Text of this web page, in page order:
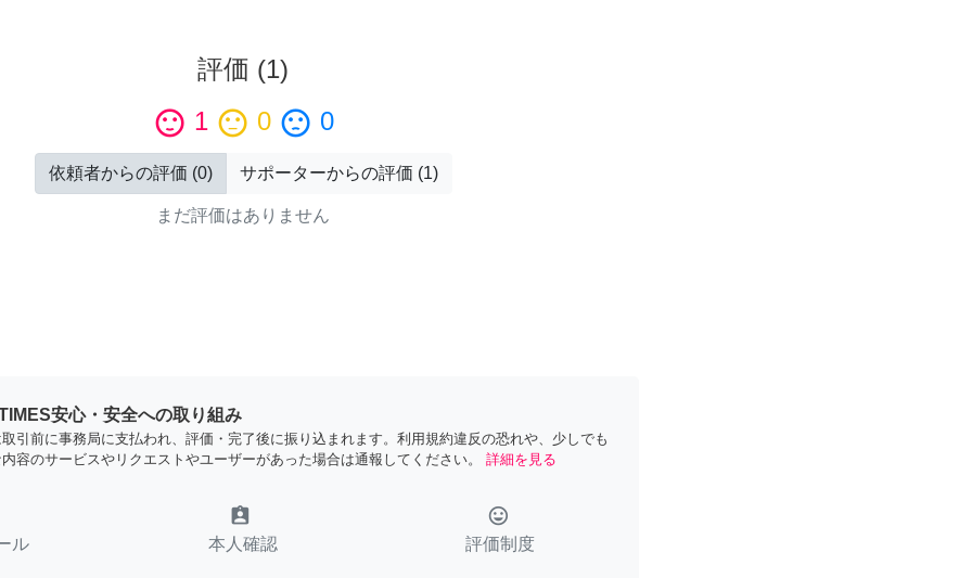
評価 (1)
sentiment_satisfied 1 sentiment_neutral 0 sentiment_dissatisfied 0
依頼者からの評価 (0) サポーターからの評価 (1)
まだ評価はありません
安心・安全への取り組み
引前に事務局に支払われ、評価・完了後に振り込まれます。利用規約違反の恐れや、少しでも
容のサービスやリクエストやユーザーがあった場合は通報してください。
詳細を見る
ル
assignment_ind
本人確認
tag_faces
評価制度